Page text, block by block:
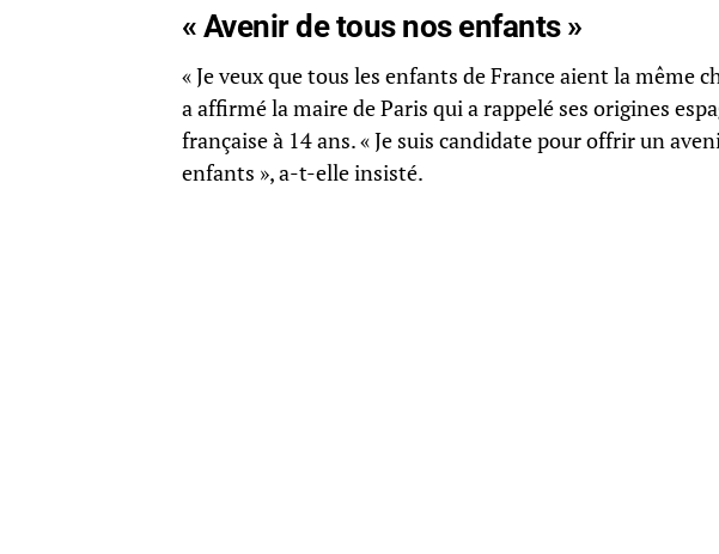
« Avenir de tous nos enfants »
« Je veux que tous les enfants de France aient la même
a affirmé la maire de Paris qui a rappelé ses origines
française à 14 ans. « Je suis candidate pour offrir un
enfants », a-t-elle insisté.